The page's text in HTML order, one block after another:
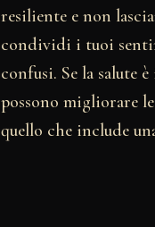
resiliente e non
condividi i tuoi
confusi. Se la salute
possono migliorare
quello che include